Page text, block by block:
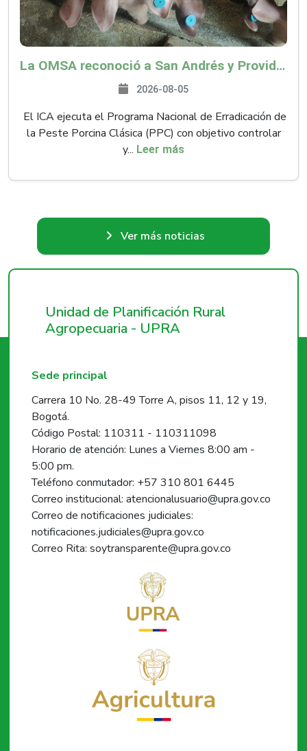
La OMSA reconoció a San Andrés y Providencia como zona libre de Peste Porcina Clásica (PPC)
2026-08-05
El ICA ejecuta el Programa Nacional de Erradicación de
la Peste Porcina Clásica (PPC) con objetivo controlar
y... Leer más
Ver más noticias
Unidad de Planificación Rural
Agropecuaria - UPRA
Sede principal
Carrera 10 No. 28-49 Torre A, pisos 11, 12 y 19,
Bogotá.
Código Postal: 110311 - 110311098
Horario de atención: Lunes a Viernes 8:00 am -
5:00 pm.
Teléfono conmutador: +57 310 801 6445
Correo institucional: atencionalusuario@upra.gov.co
Correo de notificaciones judiciales:
notificaciones.judiciales@upra.gov.co
Correo Rita: soytransparente@upra.gov.co